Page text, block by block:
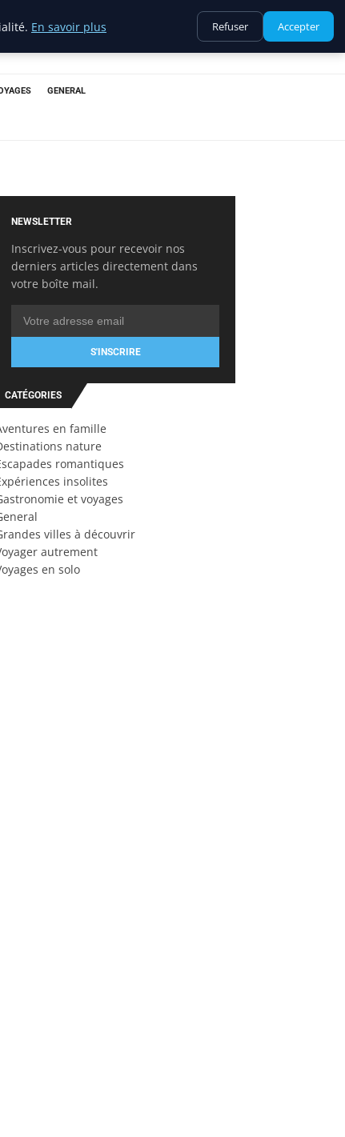
GENERAL
NEWSLETTER
Inscrivez-vous pour recevoir nos
derniers articles directement dans
votre boîte mail.
S'INSCRIRE
CATÉGORIES
en famille
nature
romantiques
insolites
et voyages
villes à découvrir
autrement
en solo
En savoir plus Refuser Accepter